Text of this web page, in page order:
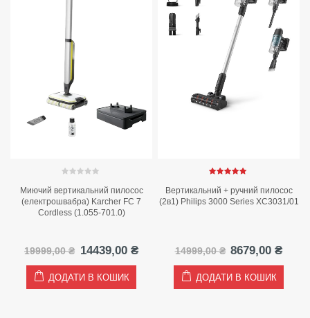
₴.
Миючий вертикальний пилосос
(електрошвабра) Karcher FC 7
Cordless (1.055-701.0)
19999,00₴ Оригінальна
19999,00 ₴.
14439,00 ₴Поточна
14439,00 ₴.
ДОДАТИ В КОШИК
Вертикальний + ручний пилосос
(2в1) Philips 3000 Series XC3031/01
14999,00₴ Оригінальна
ціна:
14999,00 ₴.
8679,00₴
ДОДАТИ В КОШИК